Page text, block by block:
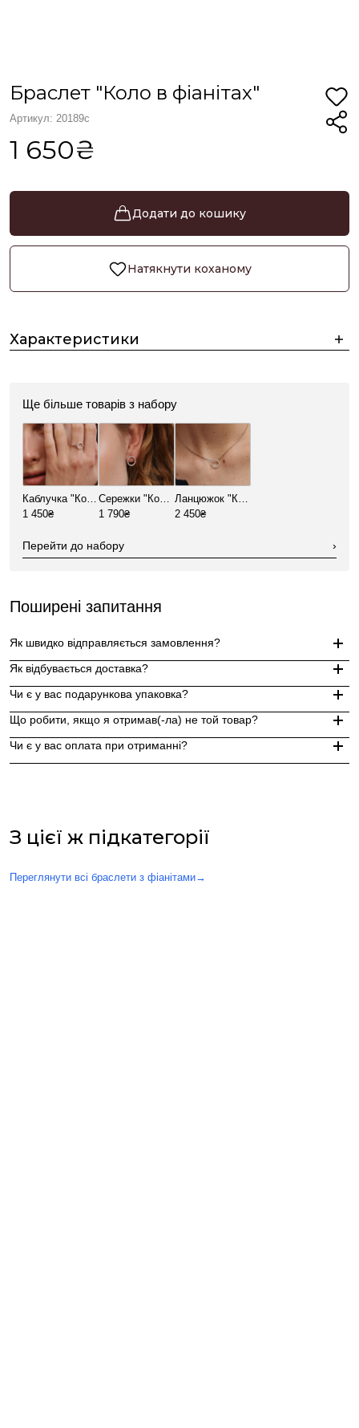
Браслет "Коло в фіанітах"
Артикул: 20189с
1 650₴
Додати до кошику
Натякнути коханому
Характеристики
Ще більше товарів з набору
Каблучка "Коло в фіанітах"
1 450₴
Сережки "Коло в фіанітах"
1 790₴
Ланцюжок "Коло в фіанітах"
2 450₴
Перейти до набору ›
Поширені запитання
Як швидко відправляється замовлення?
Замовлення, оформлені до 15:00, відправляються в той же
Індивідуальні замовлення (гравіювання, вироби з перлин
Як відбувається доставка?
Доставка по Україні - Безкоштовно від 3000 грн.
За додаткову по Європі та світу , служба доставки "Укр
Чи є у вас подарункова упаковка?
Так, ми надаємо стильну фірмову упаковку до кожного
Що робити, якщо я отримав(-ла) не той товар?
Чи є у вас оплата при отриманні?
З цієї ж підкатегорії
Переглянути всі браслети з фіанітами→